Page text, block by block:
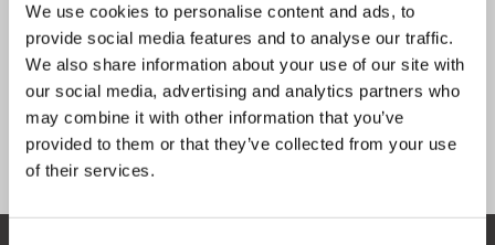
We use cookies to personalise content and ads, to
provide social media features and to analyse our traffic.
We also share information about your use of our site with
our social media, advertising and analytics partners who
may combine it with other information that you’ve
provided to them or that they’ve collected from your use
of their services.
1 Stuk Excl. btw
€135,24
Incl. btw
Toevoegen aan winkelwagen
Informatie
Sign up for our newsletter to stay
informed about our new products, and
receive a 10% discount on your next
purchase for all chemical products from
our own brand 😀